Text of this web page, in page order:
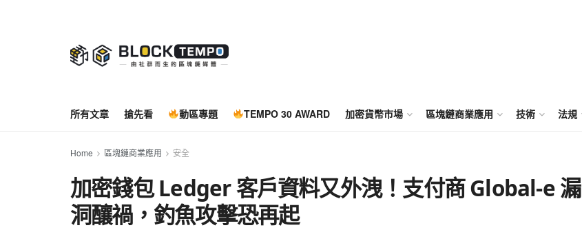
所有文章 搶先看 動區專題 TEMPO 30 AWARD 加密貨幣市場 區塊鏈商業應用 技術 法規
Home 區塊鏈商業應用 安全
加密錢包 Ledger 客戶資料又外洩！支付商 Global-e 漏
洞釀禍，釣魚攻擊恐再起